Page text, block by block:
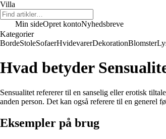
Villa
Min sideOpret kontoNyhedsbreve
Kategorier
BordeStoleSofaerHvidevarerDekorationBlomster
Hvad betyder
Sensualitet refererer til en sanselig eller erotisk
anden person. Det kan også referere til en generel
Eksempler på brug